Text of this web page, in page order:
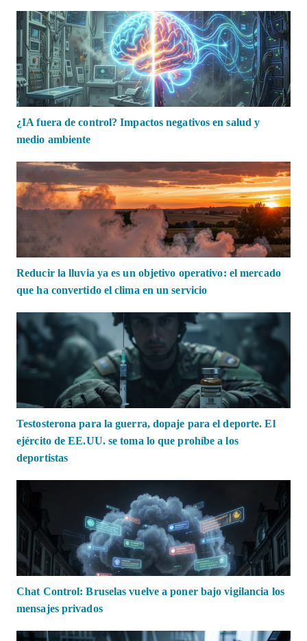
¿IA fuera de control? Impactos negativos en salud y
medio ambiente
Reducir la lluvia ya es un objetivo operativo: el mercado
que ha convertido el clima en un servicio
Testosterona para la guerra, dopaje para el deporte. El
ejército de EE.UU. se toma lo que prohíbe a los
deportistas
Chat Control: Bruselas vuelve a poner bajo vigilancia los
mensajes privados